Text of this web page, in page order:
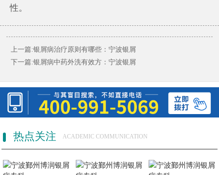
性。
上一篇:银屑病治疗原则有哪些：宁波银屑
下一篇:银屑病中药外洗有效方：宁波银屑
热点关注 ACADEMIC COMMUNICATION